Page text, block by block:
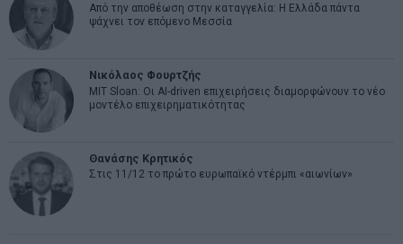
Από την αποθέωση στην καταγγελία: Η Ελλάδα πάντα
ψάχνει τον επόμενο Μεσσία
Νικόλαος Φουρτζής
MIT Sloan: Οι AI-driven επιχειρήσεις διαμορφώνουν το νέο
μοντέλο επιχειρηματικότητας
Θανάσης Κρητικός
Στις 11/12 το πρώτο ευρωπαϊκό ντέρμπι «αιωνίων»